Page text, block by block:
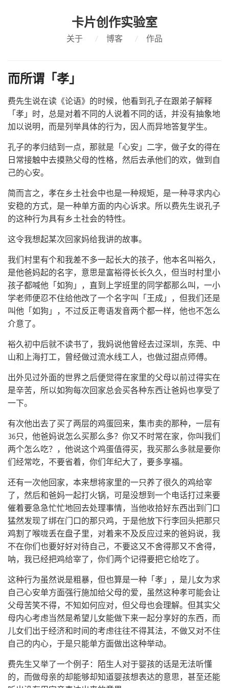
卡片创作实验室
关于 / 博客 / 作品
而所谓「孝」
费先生说在读《论语》的时候，他看到孔子在跟弟子解释
「孝」时，总是对着不同的人说着不同的话，并没有抽象地
加以说明，而是列举具体的行为，因人而异地答复学生。
孔子的孝归结到一点，那就是「心安」二字，做子女的得在
日常接触中去摸熟父母的性格，然后去承他们的欢，做到自
己的心安。
简而言之，孝在乡土社会中也是一种规矩，是一种寻求内心
安稳的方式，是一种单方面的内心诉求。所以费先生说孔子
的这种行为具有乡土社会的特性。
这令我想起某次回家妈给我讲的故事。
我们村里有个和我差不多一起长大的孩子，他本名叫裕久，
是他爸妈起的名字，意思是富裕得长长久久，但当时村里小
孩子都喊他「如狗」，直到上学班里的同学都那么叫，一小
学老师便忍不住给他改了一个名字叫「王成」，但我们还是
叫他「如狗」，不过反正粤语发音两个都一样，他也不怎么
介意了。
裕久初中后就不读书了，我妈说他曾经去过深圳，东莞、中
山和上海打工，曾经做过流水线工人，也做过甜点师傅。
出外见过外面的世界之后便觉得在家里的父母以前过得实在
是辛苦，所以如狗每次回家总会买各种东西让爸妈也享受了
一下。
有次他出去了买了两层的鸡蛋回来，集市卖的那种，一层有
36只，他爸妈说怎么买那么多？你又不时常在家，你叫我们
两个怎么吃？，他说这个鸡蛋值得买，我买那么多就是要你
们经常吃，不要省着，你们年纪大了，要多享福。
还有一次他回家，本来想将家里的一只养了很久的鸡给宰
了，然后和爸妈一起打火锅，可是没想到一个电话打过来要
催着要急急忙忙地回去处理事情，当他收拾好东西出到门口
猛然发现了绑在门口的那只鸡，于是他放下行李回头把那只
鸡割了喉咙丢在盘子里，对着来不及反应过来的爸妈说，我
不在你们也要好好对待自己，不要这又不舍得那又不舍得，
呐，我已经把鸡给宰了，你们两个记得要把它给吃了。
这种行为虽然说是粗暴，但也算是一种「孝」，是儿女为求
自己心安单方面强行施加给父母的爱，虽然这种孝可能会让
父母苦笑不得，不知如何应对，但父母也会理解。但其实父
母内心考虑当然是希望儿女能做下来一起分享好的东西，而
儿女们出于经济和时间的考虑往往不得其法，不做又对不住
自己的内心，于是只能单方面做出这种举动。
费先生又举了一个例子：陌生人对于婴孩的话是无法听懂
的，而做母亲的却能够却知道婴孩想表达的意思，甚至还能